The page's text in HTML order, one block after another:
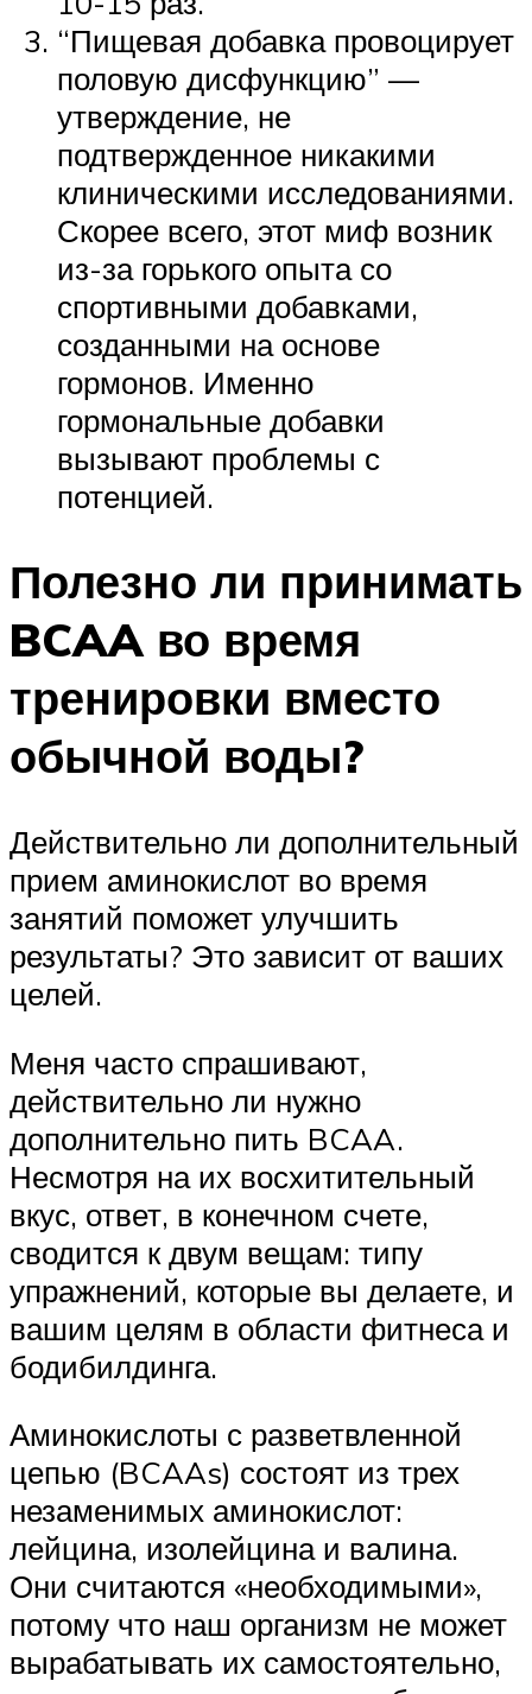
“Пищевая добавка провоцирует
половую дисфункцию” —
утверждение, не
подтвержденное никакими
клиническими исследованиями.
Скорее всего, этот миф возник
из-за горького опыта со
спортивными добавками,
созданными на основе
гормонов. Именно
гормональные добавки
вызывают проблемы с
потенцией.
Полезно ли принимать
BCAA во время
тренировки вместо
обычной воды?
Действительно ли дополнительный
прием аминокислот во время
занятий поможет улучшить
результаты? Это зависит от ваших
целей.
Меня часто спрашивают,
действительно ли нужно
дополнительно пить BCAA.
Несмотря на их восхитительный
вкус, ответ, в конечном счете,
сводится к двум вещам: типу
упражнений, которые вы делаете, и
вашим целям в области фитнеса и
бодибилдинга.
Аминокислоты с разветвленной
цепью (BCAAs) состоят из трех
незаменимых аминокислот:
лейцина, изолейцина и валина.
Они считаются «необходимыми»,
потому что наш организм не может
вырабатывать их самостоятельно,